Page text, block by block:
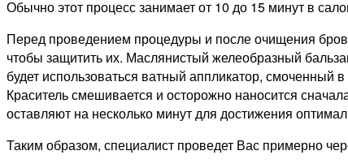
Обычно этот процесс занимает от 10 до 15 минут в
Перед проведением процедуры и после очищения
чтобы защитить их. Маслянистый желеобразный
будет использоваться ватный аппликатор, смоченный
Краситель смешивается и осторожно наносится
оставляют на несколько минут для достижения
Таким образом, специалист проведет Вас примерно